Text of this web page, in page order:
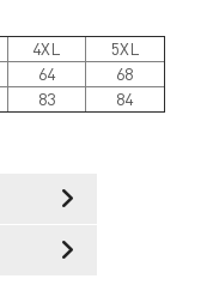
4XL
5XL
64
68
83 84